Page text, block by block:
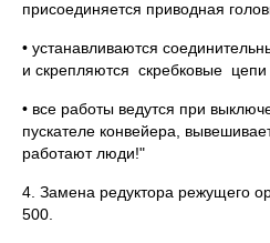
присоединяется приводная
• устанавливаются
и скрепляются скребковые цепи
• все работы ведутся при
пускателе конвейера,
работают люди!"
4. Замена редуктора режущего
500.